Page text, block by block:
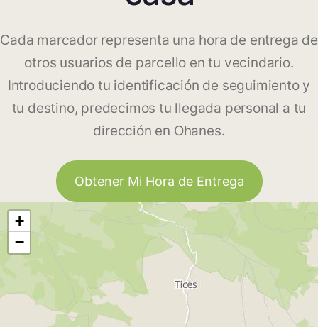
Cada marcador representa una hora de entrega de
otros usuarios de parcello en tu vecindario.
Introduciendo tu identificación de seguimiento y
tu destino, predecimos tu llegada personal a tu
dirección en Ohanes.
Obtener Mi Hora de Entrega
+
−